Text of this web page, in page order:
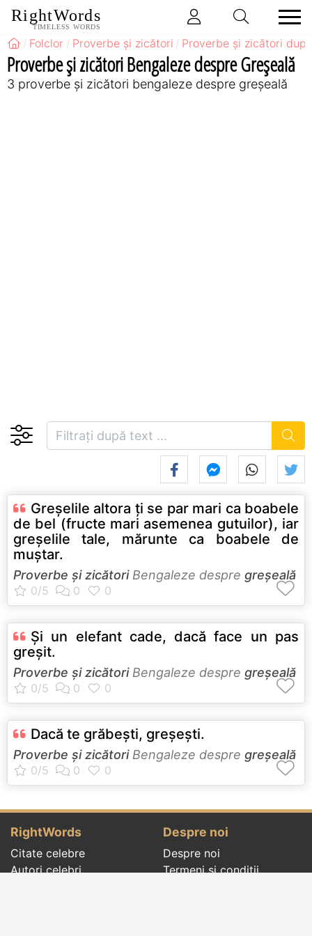
RightWords
TIMELESS WORDS
Folclor Proverbe și zicători Proverbe și zicători
Proverbe și zicători Bengaleze despre Greșeală
3 proverbe și zicători bengaleze despre greșeală
Greşelile altora ţi se par mari ca boabele
de bel (fructe mari asemenea gutuilor), iar
greşelile tale, mărunte ca boabele de
muştar.
Proverbe și zicătoriBengaleze despre greșeală
Şi un elefant cade, dacă face un pas
greşit.
Proverbe și zicătoriBengaleze despre greșeală
Dacă te grăbeşti, greşeşti.
Proverbe și zicătoriBengaleze despre greșeală
RightWords
Citate celebre
Autori celebri
Despre noi
Despre noi
Termeni și condiții